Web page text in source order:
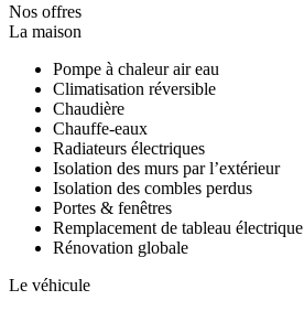
Nos offres
La maison
Pompe à chaleur air eau
Climatisation réversible
Chaudière
Chauffe-eaux
Radiateurs électriques
Isolation des murs par l’extérieur
Isolation des combles perdus
Portes & fenêtres
Remplacement de tableau électrique
Rénovation globale
Le véhicule